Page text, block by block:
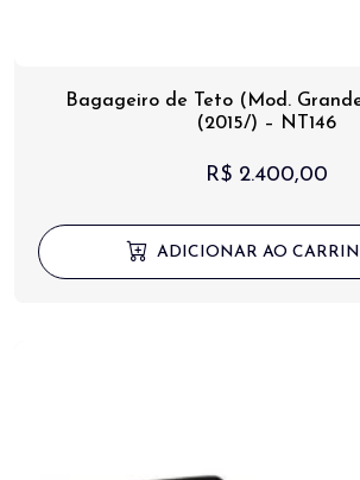
Bagageiro de Teto (Mod.
(2015/) – NT146
R$2.400,00
ADICIONAR AO